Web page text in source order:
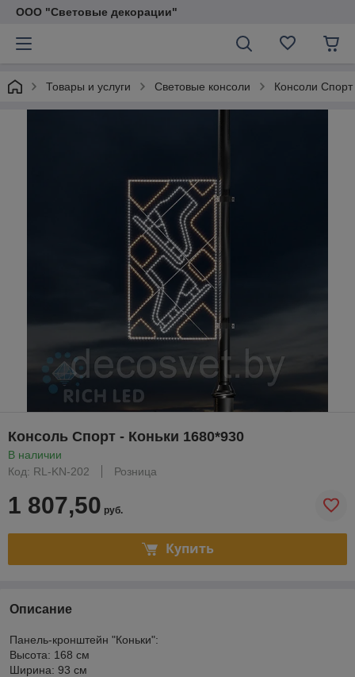
ООО "Световые декорации"
Товары и услуги Световые консоли Консоли Спорт
Консоль Спорт - Коньки 1680*930
В наличии
Код: RL-KN-202
Розница
1 807,50 руб.
Купить
Описание
Панель-кронштейн "Коньки":
Высота: 168 см
Ширина: 93 см